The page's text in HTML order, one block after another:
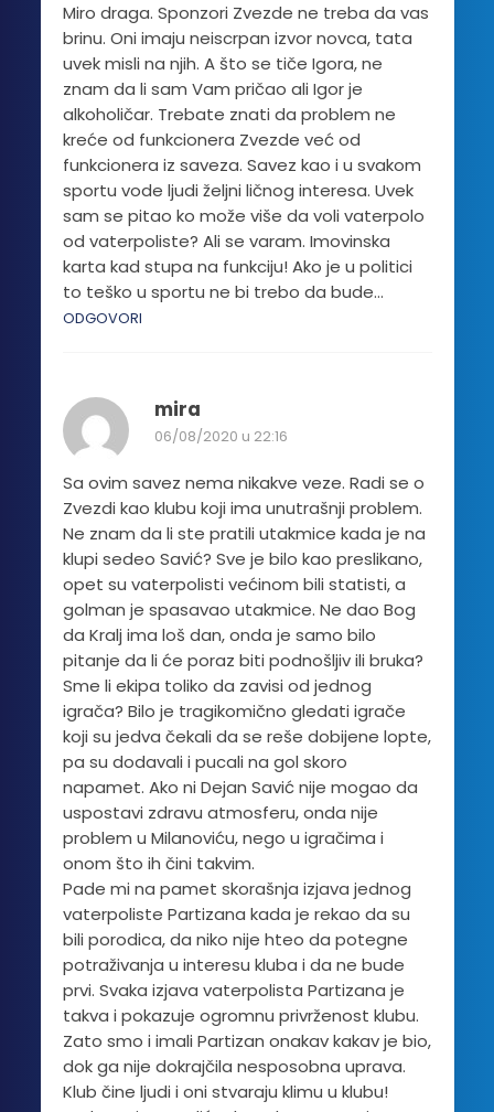
Miro draga. Sponzori Zvezde ne treba da vas
brinu. Oni imaju neiscrpan izvor novca, tata
uvek misli na njih. A što se tiče Igora, ne
znam da li sam Vam pričao ali Igor je
alkoholičar. Trebate znati da problem ne
kreće od funkcionera Zvezde već od
funkcionera iz saveza. Savez kao i u svakom
sportu vode ljudi željni ličnog interesa. Uvek
sam se pitao ko može više da voli vaterpolo
od vaterpoliste? Ali se varam. Imovinska
karta kad stupa na funkciju! Ako je u politici
to teško u sportu ne bi trebo da bude…
ODGOVORI
mira
06/08/2020 u 22:16
Sa ovim savez nema nikakve veze. Radi se o
Zvezdi kao klubu koji ima unutrašnji problem.
Ne znam da li ste pratili utakmice kada je na
klupi sedeo Savić? Sve je bilo kao preslikano,
opet su vaterpolisti većinom bili statisti, a
golman je spasavao utakmice. Ne dao Bog
da Kralj ima loš dan, onda je samo bilo
pitanje da li će poraz biti podnošljiv ili bruka?
Sme li ekipa toliko da zavisi od jednog
igrača? Bilo je tragikomično gledati igrače
koji su jedva čekali da se reše dobijene lopte,
pa su dodavali i pucali na gol skoro
napamet. Ako ni Dejan Savić nije mogao da
uspostavi zdravu atmosferu, onda nije
problem u Milanoviću, nego u igračima i
onom što ih čini takvim.
Pade mi na pamet skorašnja izjava jednog
vaterpoliste Partizana kada je rekao da su
bili porodica, da niko nije hteo da potegne
potraživanja u interesu kluba i da ne bude
prvi. Svaka izjava vaterpolista Partizana je
takva i pokazuje ogromnu privrženost klubu.
Zato smo i imali Partizan onakav kakav je bio,
dok ga nije dokrajčila nesposobna uprava.
Klub čine ljudi i oni stvaraju klimu u klubu!